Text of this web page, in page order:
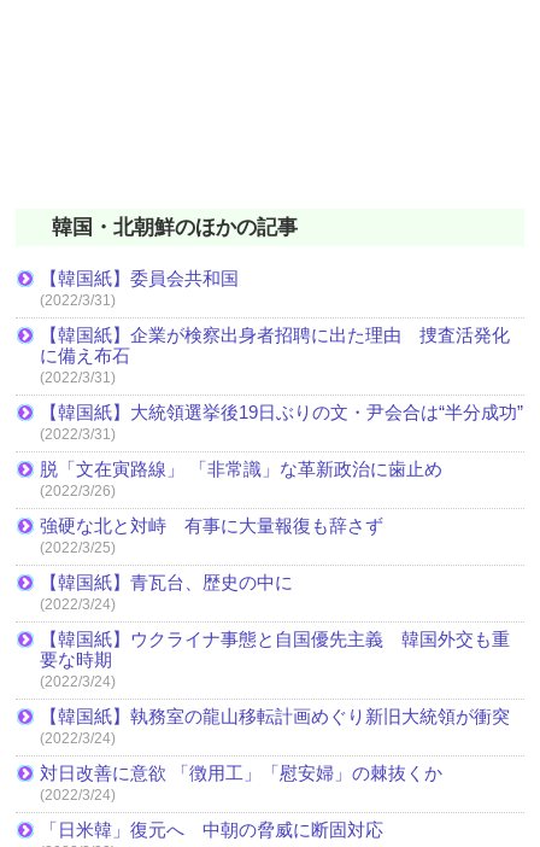
韓国・北朝鮮のほかの記事
【韓国紙】委員会共和国
(2022/3/31)
【韓国紙】企業が検察出身者招聘に出た理由 捜査活発化
に備え布石
(2022/3/31)
【韓国紙】大統領選挙後19日ぶりの文・尹会合は“半分成功”
(2022/3/31)
脱「文在寅路線」 「非常識」な革新政治に歯止め
(2022/3/26)
強硬な北と対峙 有事に大量報復も辞さず
(2022/3/25)
【韓国紙】青瓦台、歴史の中に
(2022/3/24)
【韓国紙】ウクライナ事態と自国優先主義 韓国外交も重
要な時期
(2022/3/24)
【韓国紙】執務室の龍山移転計画めぐり新旧大統領が衝突
(2022/3/24)
対日改善に意欲 「徴用工」「慰安婦」の棘抜くか
(2022/3/24)
「日米韓」復元へ 中朝の脅威に断固対応